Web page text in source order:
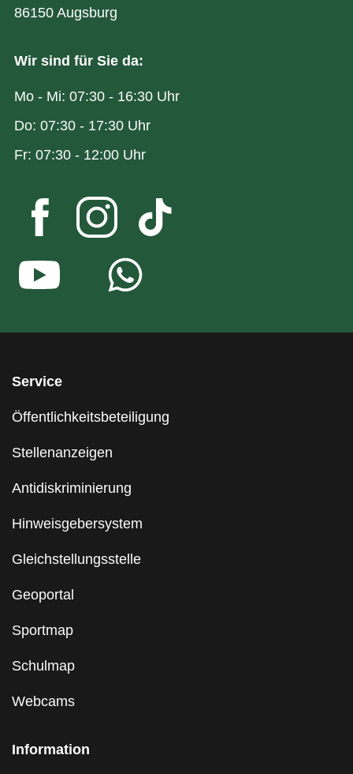
Service
Öffentlichkeitsbeteiligung
Stellenanzeigen
Antidiskriminierung
Hinweisgebersystem
Gleichstellungsstelle
Geoportal
Sportmap
Schulmap
Webcams
Information
86150 Augsburg
Wir sind für Sie da:
Mo - Mi: 07:30 - 16:30 Uhr
Do: 07:30 - 17:30 Uhr
Fr: 07:30 - 12:00 Uhr